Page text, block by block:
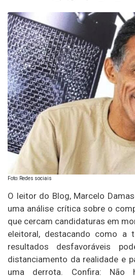
Foto: Redes sociais
O leitor do Blog, Marcelo
uma análise crítica sobre o
que cercam candidaturas em
eleitoral, destacando como a
resultados desfavoráveis
distanciamento da realidade e
uma derrota. Confira: Não